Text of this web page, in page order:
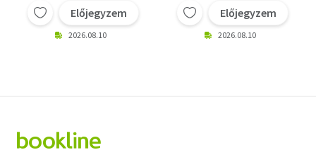
Előjegyzem
2026.08.10
Előjegyzem
2026.08.10